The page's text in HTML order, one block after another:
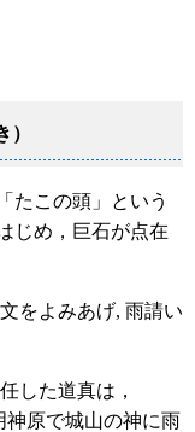
たこの頭」という
じめ，巨石が点在
をよみあげ, 雨請い
した道真は，
神原で城山の神に雨